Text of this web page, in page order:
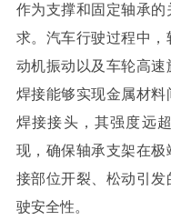
作为支撑和固定轴承
求。 汽车行驶过程中
动机振动以及车轮高
焊接能够实现金属材
焊接接头，其强度远
现，确保轴承支架在
接部位开裂、松动引
驶安全性。